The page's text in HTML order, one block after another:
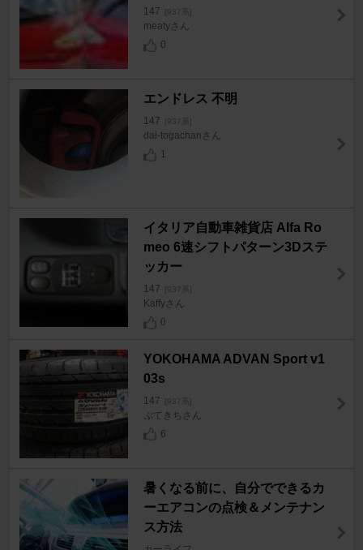
147 [937系]
meatyさん
0
エンドレス 不明
147 [937系]
dai-togachanさん
1
イタリア自動車雑貨店 Alfa Ro
meo 6速シフトパターン3Dステ
ッカー
147 [937系]
Kaffyさん
0
YOKOHAMA ADVAN Sport v1
03s
147 [937系]
ぷてきちさん
6
暑くなる前に、自分でできるカ
ーエアコンの点検＆メンテナン
ス方法